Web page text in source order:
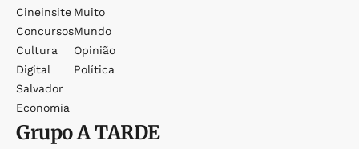
Cineinsite
Concursos
Cultura
Digital
Salvador
Economia
Muito
Mundo
Opinião
Política
GrupoA TARDE